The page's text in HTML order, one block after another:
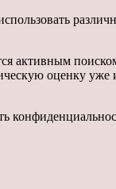
активным
оценку